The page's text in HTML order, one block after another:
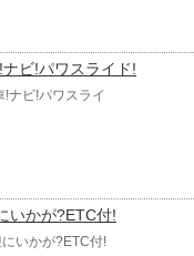
ビ!パワスライド!
ナビ!パワスライ
いかが?ETC付!
いかが?ETC付!